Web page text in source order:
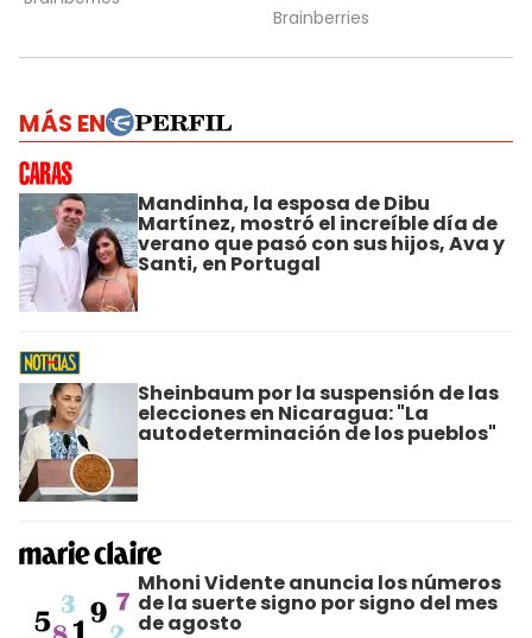
MÁS EN
Mandinha, la esposa de Dibu
Martínez, mostró el increíble día de
verano que pasó con sus hijos, Ava y
Santi, en Portugal
Sheinbaum por la suspensión de las
elecciones en Nicaragua: "La
autodeterminación de los pueblos"
Mhoni Vidente anuncia los números
de la suerte signo por signo del mes
de agosto